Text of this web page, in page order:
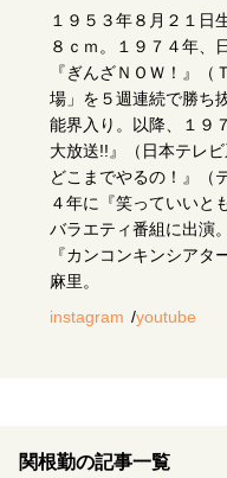
注目の記事テーマ
サイトの核・哲学
運命を変えた出会い
未知への挑戦
プロ
表現者の葛藤
人
キャリア・働き方
セカンドキャリアの描き方
経営・ビジネス
１９５３年８月２１日
８ｃｍ。１９７４年、
『ぎんざＮＯＷ！』
場」を５週連続で勝ち
能界入り。以降、１９
大放送!!』（日本テレ
どこまでやるの！』（
４年に『笑っていいと
バラエティ番組に出演
『カンコンキンシア
麻里。
instagram
youtube
関根勤の記事一覧